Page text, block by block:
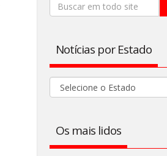
Notícias por Estado
Os mais lidos